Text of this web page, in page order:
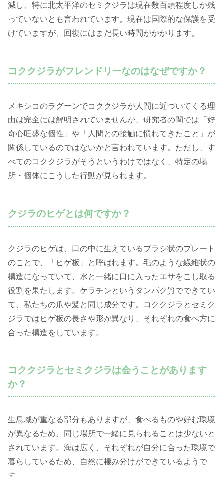
減し、特に北太平洋のセミクジラは現在数百頭程度しか残
っていないとも言われています。現在は国際的な保護を受
けていますが、回復にはまだ長い時間がかかります。
コククジラがフレンドリーなのはなぜですか？
メキシコのラグーンでコククジラが人間に近づいてくる理
由は完全には解明されていませんが、研究者の間では「好
奇心旺盛な個性」や「人間との接触に慣れてきたこと」が
関係しているのではないかと言われています。ただし、す
べてのコククジラがそうというわけではなく、特定の場
所・個体にこうした行動が見られます。
クジラのヒゲとは何ですか？
クジラのヒゲは、口の中に生えているブラシ状のプレート
のことで、「ヒゲ板」と呼ばれます。毛のような繊維状の
構造になっていて、水と一緒に口に入ったエサをこし取る
役割を果たします。ケラチンというタンパク質でできてい
て、私たちの爪や髪と同じ成分です。コククジラとセミク
ジラではヒゲ板の長さや形が異なり、それぞれの食べ方に
合った構造をしています。
コククジラとセミクジラは会うことがあります
か？
生息域が重なる部分もありますが、食べるものや好む環境
が異なるため、同じ場所で一緒に見られることは少ないと
されています。海は広く、それぞれが自分に合った環境で
暮らしているため、自然に棲み分けができているようで
す。